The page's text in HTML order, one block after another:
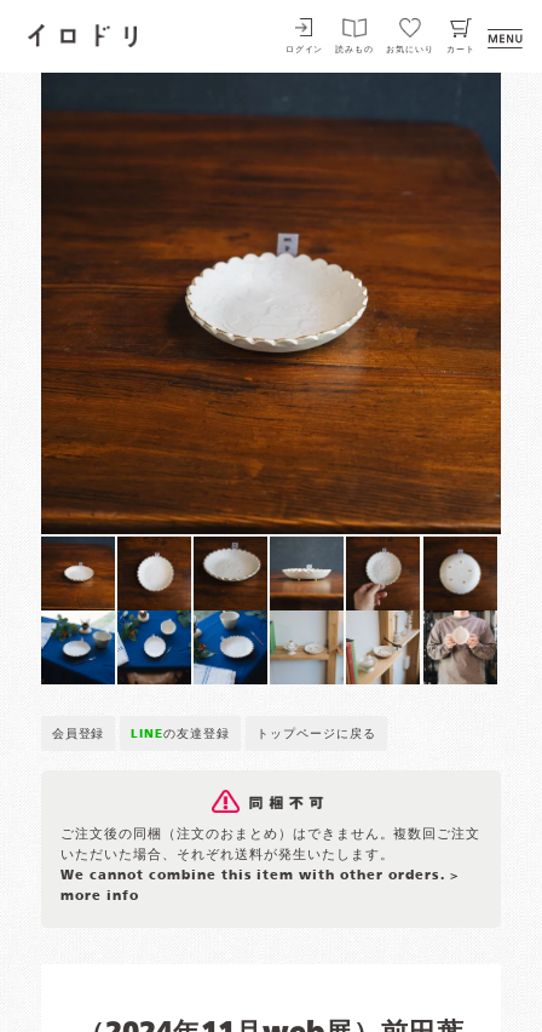
イロドリ
ログイン 読みもの お気にいり カート
会員登録 LINEの友達登録 トップページに戻る
ご注文後の同梱（注文のおまとめ）はできません。複数回ご注文
いただいた場合、それぞれ送料が発生いたします。
We cannot combine this item with other orders. >
more info